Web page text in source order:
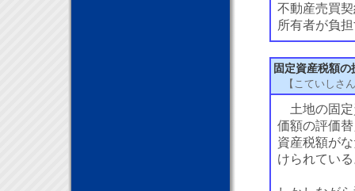
不動産売買
所有者が負
固定資産税額の
【こていしさ
土地の固定
価額の評価
資産税額が
けられてい